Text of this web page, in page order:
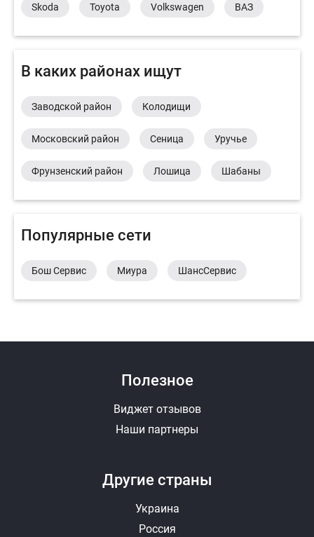
Skoda Toyota Volkswagen ВАЗ
В каких районах ищут
Заводской район Колодищи
Московский район Сеница Уручье
Фрунзенский район Лошица Шабаны
Популярные сети
Бош Сервис Миура ШансСервис
Другие страны
Украина
Россия
Полезное
Виджет отзывов
Наши партнеры